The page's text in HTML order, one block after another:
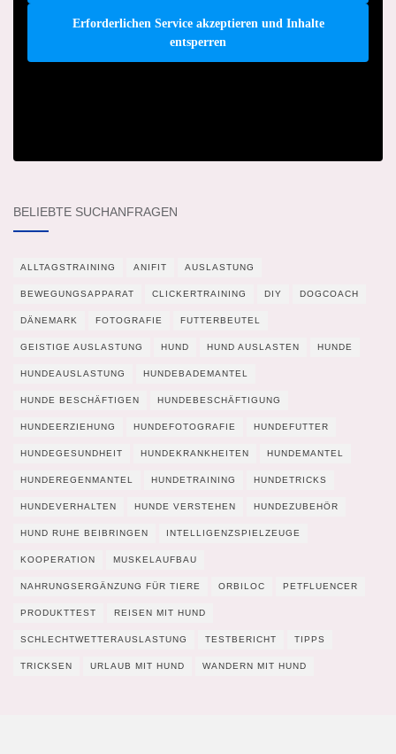
Erforderlichen Service akzeptieren und Inhalte
entsperren
BELIEBTE SUCHANFRAGEN
ALLTAGSTRAINING ANIFIT AUSLASTUNG
BEWEGUNGSAPPARAT CLICKERTRAINING DIY DOGCOACH
DÄNEMARK FOTOGRAFIE FUTTERBEUTEL
GEISTIGE AUSLASTUNG HUND HUND AUSLASTEN HUNDE
HUNDEAUSLASTUNG HUNDEBADEMANTEL
HUNDE BESCHÄFTIGEN HUNDEBESCHÄFTIGUNG
HUNDEERZIEHUNG HUNDEFOTOGRAFIE HUNDEFUTTER
HUNDEGESUNDHEIT HUNDEKRANKHEITEN HUNDEMANTEL
HUNDEREGENMANTEL HUNDETRAINING HUNDETRICKS
HUNDEVERHALTEN HUNDE VERSTEHEN HUNDEZUBEHÖR
HUND RUHE BEIBRINGEN INTELLIGENZSPIELZEUGE
KOOPERATION MUSKELAUFBAU
NAHRUNGSERGÄNZUNG FÜR TIERE ORBILOC PETFLUENCER
PRODUKTTEST REISEN MIT HUND
SCHLECHTWETTERAUSLASTUNG TESTBERICHT TIPPS
TRICKSEN URLAUB MIT HUND WANDERN MIT HUND